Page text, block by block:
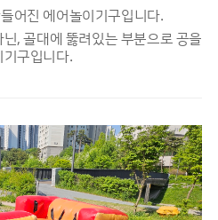
어진 에어놀이기구입니다.
, 골대에 뚫려있는 부분으로 공을
기구입니다.